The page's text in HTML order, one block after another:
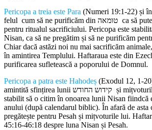
Pericopa a treia este Para (Numeri 19:1-22) și
felul cum să ne purificăm din טומאה ca să putem veni la Templu
pentru ritualul sacrificiului. Pericopa este
Nisan, ca să ne pregătim și să ne purificăm
Chiar dacă astăzi noi nu mai sacrificăm
în amintirea Templului. Haftaraua este din
purificarea sufletească a poporului de Domnul.
Pericopa a patra este Hahodeș (Exodul 12, 1-
amintită sfințirea lunii קידוש החודש și mițvoturile de Pesah. S-a
stabilit să o citim în onoarea lunii Nisan fiindcă
anului (după calendarul biblic). În afară de asta
pregătește pentru Pesah și mițvoturile lui.
45:16-46:18 despre luna Nisan și Pesah.